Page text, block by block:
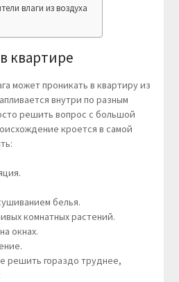
влаги из воздуха
квартире
может проникать в квартиру из
внутри по разным
решить вопрос с большой
кроется в самой
белья.
комнатных растений.
окнах.
решить гораздо труднее,